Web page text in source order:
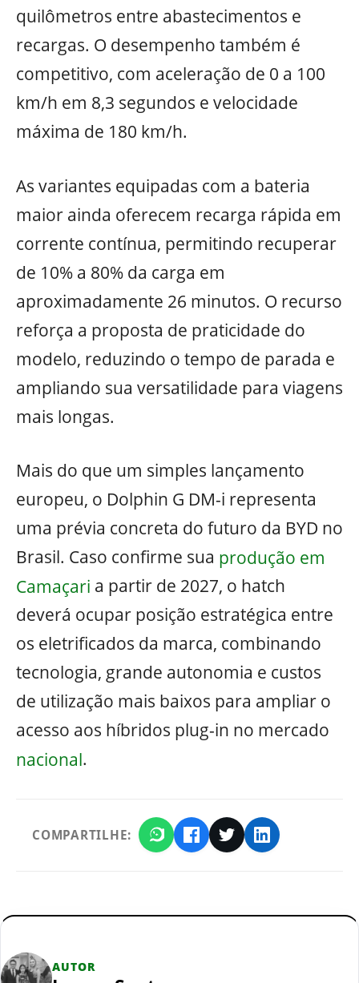
quilômetros entre abastecimentos e
recargas. O desempenho também é
competitivo, com aceleração de 0 a 100
km/h em 8,3 segundos e velocidade
máxima de 180 km/h.
As variantes equipadas com a bateria
maior ainda oferecem recarga rápida em
corrente contínua, permitindo recuperar
de 10% a 80% da carga em
aproximadamente 26 minutos. O recurso
reforça a proposta de praticidade do
modelo, reduzindo o tempo de parada e
ampliando sua versatilidade para viagens
mais longas.
Mais do que um simples lançamento
europeu, o Dolphin G DM-i representa
uma prévia concreta do futuro da BYD no
Brasil. Caso confirme sua produção em
Camaçari a partir de 2027, o hatch
deverá ocupar posição estratégica entre
os eletrificados da marca, combinando
tecnologia, grande autonomia e custos
de utilização mais baixos para ampliar o
acesso aos híbridos plug-in no mercado
nacional.
COMPARTILHE:
AUTOR